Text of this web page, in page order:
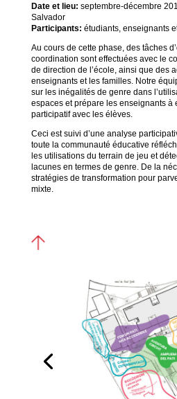
Date et lieu: septembre-décembre
Salvador
Participants: étudiants, enseignants
Au cours de cette phase, des tâches
coordination sont effectuées avec le
de direction de l’école, ainsi que des
enseignants et les familles. Notre
sur les inégalités de genre dans
espaces et prépare les enseignants à
participatif avec les élèves.
Ceci est suivi d’une analyse
toute la communauté éducative
les utilisations du terrain de jeu et
lacunes en termes de genre. De la
stratégies de transformation pour
mixte.